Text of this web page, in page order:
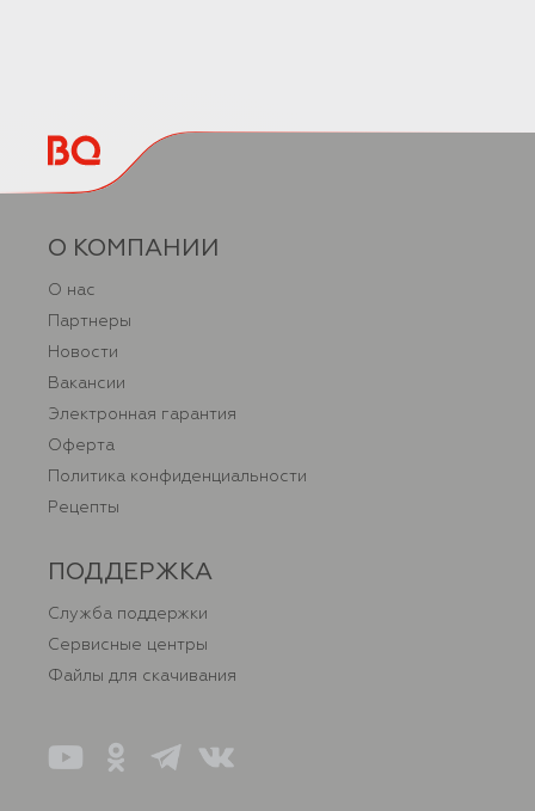
О КОМПАНИИ
О нас
Партнеры
Новости
Вакансии
Электронная гарантия
Оферта
Политика конфиденциальности
Рецепты
ПОДДЕРЖКА
Служба поддержки
Сервисные центры
Файлы для скачивания